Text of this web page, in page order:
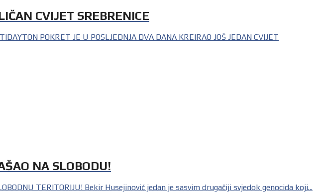
CVIJET SREBRENICE
POKRET JE U POSLJEDNJA DVA DANA KREIRAO JOŠ JEDAN CVIJET
NA SLOBODU!
TERITORIJU! Bekir Husejinović jedan je sasvim drugačiji svjedok genocida koji...